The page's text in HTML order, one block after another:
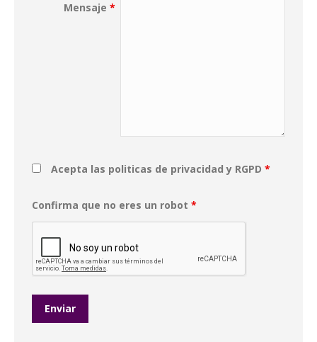
Mensaje*
Acepta las politicas de privacidad y RGPD *
Confirma que no eres un robot *